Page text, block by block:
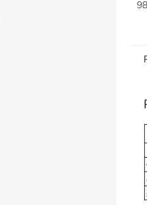
98